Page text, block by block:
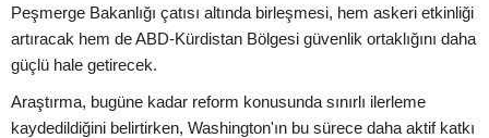
Peşmerge Bakanlığı çatısı altında birleşmesi, hem askeri etkinliği
artıracak hem de ABD-Kürdistan Bölgesi güvenlik ortaklığını daha
güçlü hale getirecek.
Araştırma, bugüne kadar reform konusunda sınırlı ilerleme
kaydedildiğini belirtirken, Washington'ın bu sürece daha aktif katkı